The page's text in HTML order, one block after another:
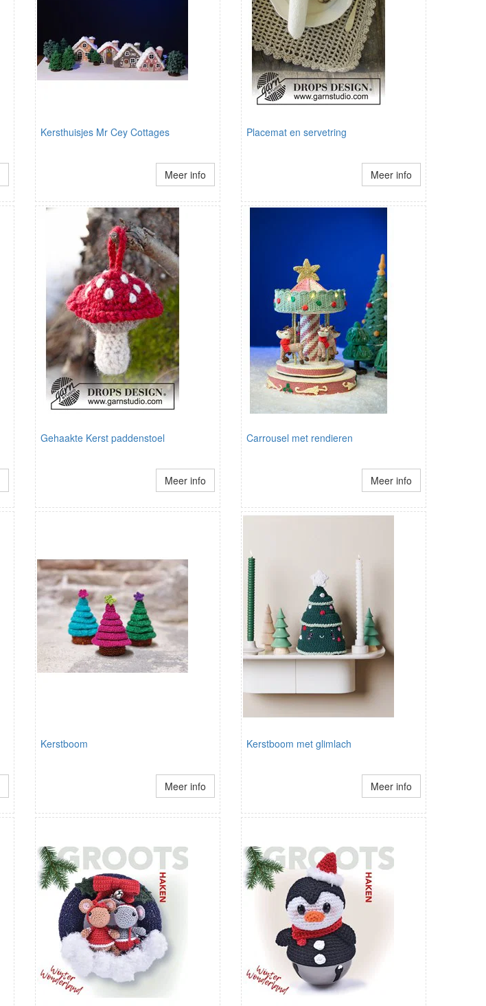
Kersthuisjes Mr Cey Cottages
Meer info
Placemat en servetring
Meer info
Gehaakte Kerst paddenstoel
Meer info
Carrousel met rendieren
Meer info
Kerstboom
Meer info
Kerstboom met glimlach
Meer info